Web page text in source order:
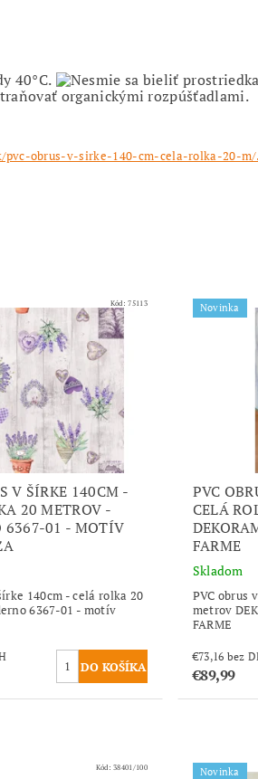
pvc-obrus-v-sirke-140-cm-cela-rolka-20-m/.
Kód:75113
V ŠÍRKE 140CM -
20 METROV -
6367-01 - MOTÍV
140cm - celá rolka 20
6367-01 - motív
Novinka
PVC
CELÁ
FARME
Skladom
PVC obrus
metrov
FARME
€73,16
€89,99
Kód:38401/100 Novinka